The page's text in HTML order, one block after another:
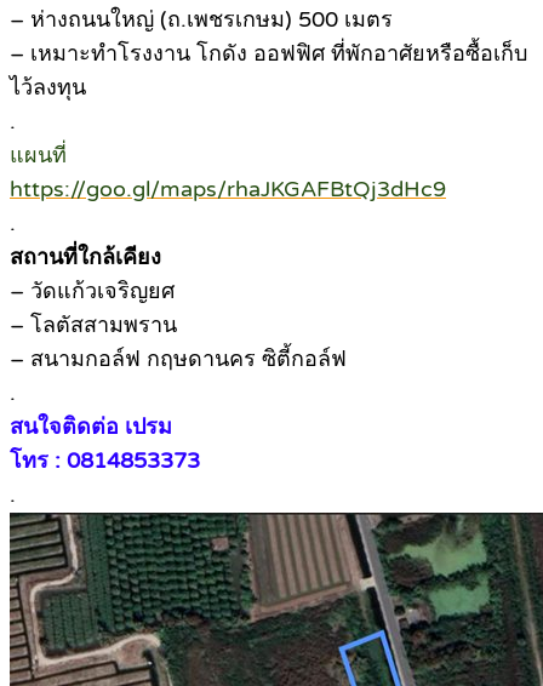
– ห่างถนนใหญ่ (ถ.เพชรเกษม) 500 เมตร
– เหมาะทำโรงงาน โกดัง ออฟฟิศ ที่พักอาศัยหรือซื้อเก็บ
ไว้ลงทุน
.
แผนที่
https://goo.gl/maps/rhaJKGAFBtQj3dHc9
.
สถานที่ใกล้เคียง
– วัดแก้วเจริญยศ
– โลตัสสามพราน
– สนามกอล์ฟ กฤษดานคร ซิตี้กอล์ฟ
.
สนใจติดต่อ เปรม
โทร : 0814853373
.